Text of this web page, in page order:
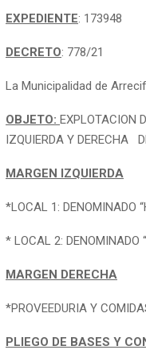
EXPEDIENTE: 173948
DECRETO: 778/21
La Municipalidad de
OBJETO: EXPLOTACION
IZQUIERDA Y DERECHA
MARGEN IZQUIERDA
*LOCAL 1: DENOMINADO
* LOCAL 2: DENOMINADO
MARGEN DERECHA
*PROVEEDURIA Y
PLIEGO DE BASES Y